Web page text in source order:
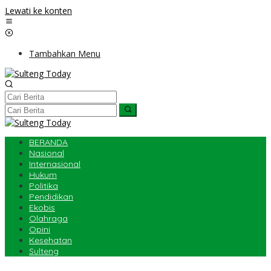
Lewati ke konten
Tambahkan Menu
BERANDA
Nasional
Internasional
Hukum
Politika
Pendidikan
Ekobis
Olahraga
Opini
Kesehatan
Sulteng